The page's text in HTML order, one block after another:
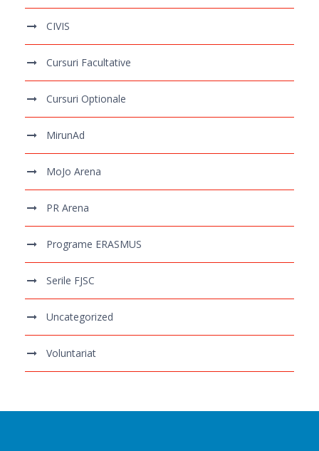
CIVIS
Cursuri Facultative
Cursuri Optionale
MirunAd
MoJo Arena
PR Arena
Programe ERASMUS
Serile FJSC
Uncategorized
Voluntariat